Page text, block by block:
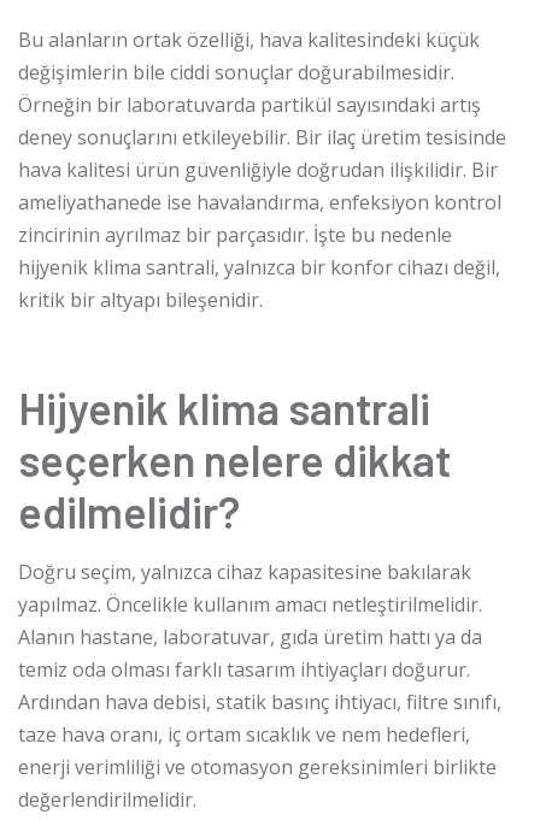
Bu alanların ortak özelliği, hava kalitesindeki küçük
değişimlerin bile ciddi sonuçlar doğurabilmesidir.
Örneğin bir laboratuvarda partikül sayısındaki artış
deney sonuçlarını etkileyebilir. Bir ilaç üretim tesisinde
hava kalitesi ürün güvenliğiyle doğrudan ilişkilidir. Bir
ameliyathanede ise havalandırma, enfeksiyon kontrol
zincirinin ayrılmaz bir parçasıdır. İşte bu nedenle
hijyenik klima santrali, yalnızca bir konfor cihazı değil,
kritik bir altyapı bileşenidir.
Hijyenik klima santrali
seçerken nelere dikkat
edilmelidir?
Doğru seçim, yalnızca cihaz kapasitesine bakılarak
yapılmaz. Öncelikle kullanım amacı netleştirilmelidir.
Alanın hastane, laboratuvar, gıda üretim hattı ya da
temiz oda olması farklı tasarım ihtiyaçları doğurur.
Ardından hava debisi, statik basınç ihtiyacı, filtre sınıfı,
taze hava oranı, iç ortam sıcaklık ve nem hedefleri,
enerji verimliliği ve otomasyon gereksinimleri birlikte
değerlendirilmelidir.